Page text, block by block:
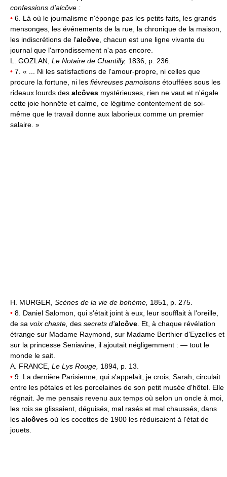
confessions d'alcôve :
• 6. Là où le journalisme n'éponge pas les petits faits, les grands
mensonges, les événements de la rue, la chronique de la maison,
les indiscrétions de l'alcôve , chacun est une ligne vivante du
journal que l'arrondissement n'a pas encore.
L. GOZLAN, Le Notaire de Chantilly, 1836, p. 236.
• 7. « ... Ni les satisfactions de l'amour-propre, ni celles que
procure la fortune, ni les fiévreuses pamoisons étouffées sous les
rideaux lourds des alcôves mystérieuses, rien ne vaut et n'égale
cette joie honnête et calme, ce légitime contentement de soi-
même que le travail donne aux laborieux comme un premier
salaire. »
H. MURGER, Scènes de la vie de bohème, 1851, p. 275.
• 8. Daniel Salomon, qui s'était joint à eux, leur soufflait à l'oreille,
de sa voix chaste, des secrets d'alcôve . Et, à chaque révélation
étrange sur Madame Raymond, sur Madame Berthier d'Eyzelles et
sur la princesse Seniavine, il ajoutait négligemment : — tout le
monde le sait.
A. FRANCE, Le Lys Rouge, 1894, p. 13.
• 9. La dernière Parisienne, qui s'appelait, je crois, Sarah, circulait
entre les pétales et les porcelaines de son petit musée d'hôtel. Elle
régnait. Je me pensais revenu aux temps où selon un oncle à moi,
les rois se glissaient, déguisés, mal rasés et mal chaussés, dans
les alcôves où les cocottes de 1900 les réduisaient à l'état de
jouets.